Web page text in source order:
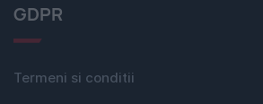
GDPR
Termeni si conditii